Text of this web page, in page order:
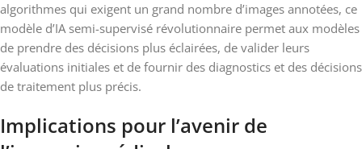
algorithmes qui exigent un grand nombre d’images annotées, ce
modèle d’IA semi-supervisé révolutionnaire permet aux modèles
de prendre des décisions plus éclairées, de valider leurs
évaluations initiales et de fournir des diagnostics et des décisions
de traitement plus précis.
Implications pour l’avenir de